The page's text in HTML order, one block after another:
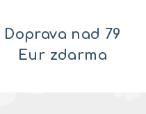
Doprava nad 79
Eur zdarma